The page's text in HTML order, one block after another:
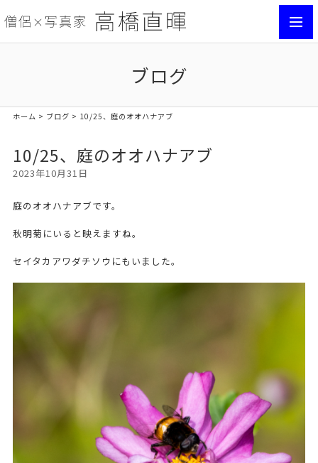
ブログ
ホーム > ブログ > 10/25、庭のオオハナアブ
10/25、庭のオオハナアブ
2023年10月31日
庭のオオハナアブです。
秋明菊にいると映えますね。
セイタカアワダチソウにもいました。